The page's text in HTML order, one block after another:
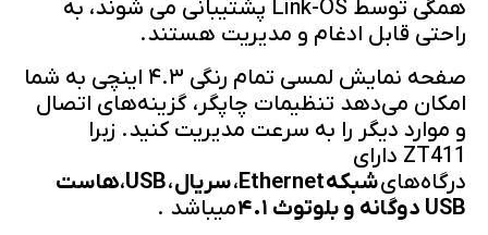
همگی توسط Link-OS پشتیبانی می‌ شوند، به
راحتی قابل ادغام و مدیریت هستند.
صفحه نمایش لمسی تمام رنگی ۴.۳ اینچی به شما
امکان می‌دهد تنظیمات چاپگر، گزینه‌های اتصال
و موارد دیگر را به سرعت مدیریت کنید. زبرا
ZT411 دارای
درگاه‌هایشبکهEthernet،سریال،USB،‌هاست
USB دوگانه و بلوتوث ۴.۱
میباشد .